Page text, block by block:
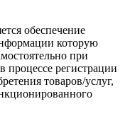
обеспечение
которую
при
процессе регистрации
товаров/услуг,